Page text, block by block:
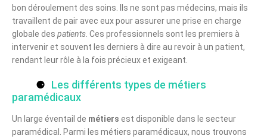
bon déroulement des soins. Ils ne sont pas médecins, mais ils
travaillent de pair avec eux pour assurer une prise en charge
globale des patients . Ces professionnels sont les premiers à
intervenir et souvent les derniers à dire au revoir à un patient,
rendant leur rôle à la fois précieux et exigeant.
Les différents types de métiers
paramédicaux
Un large éventail de métiers est disponible dans le secteur
paramédical. Parmi les métiers paramédicaux, nous trouvons